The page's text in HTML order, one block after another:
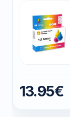
13.95€